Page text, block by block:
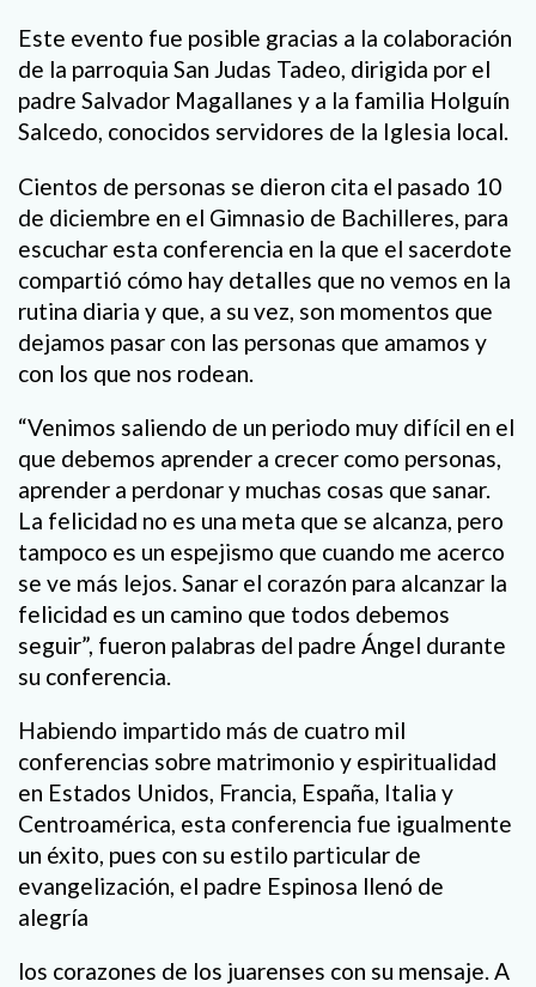
Este evento fue posible gracias a la colaboración
de la parroquia San Judas Tadeo, dirigida por el
padre Salvador Magallanes y a la familia Holguín
Salcedo, conocidos servidores de la Iglesia local.
Cientos de personas se dieron cita el pasado 10
de diciembre en el Gimnasio de Bachilleres, para
escuchar esta conferencia en la que el sacerdote
compartió cómo hay detalles que no vemos en la
rutina diaria y que, a su vez, son momentos que
dejamos pasar con las personas que amamos y
con los que nos rodean.
“Venimos saliendo de un periodo muy difícil en el
que debemos aprender a crecer como personas,
aprender a perdonar y muchas cosas que sanar.
La felicidad no es una meta que se alcanza, pero
tampoco es un espejismo que cuando me acerco
se ve más lejos. Sanar el corazón para alcanzar la
felicidad es un camino que todos debemos
seguir”, fueron palabras del padre Ángel durante
su conferencia.
Habiendo impartido más de cuatro mil
conferencias sobre matrimonio y espiritualidad
en Estados Unidos, Francia, España, Italia y
Centroamérica, esta conferencia fue igualmente
un éxito, pues con su estilo particular de
evangelización, el padre Espinosa llenó de
alegría
los corazones de los juarenses con su mensaje. A